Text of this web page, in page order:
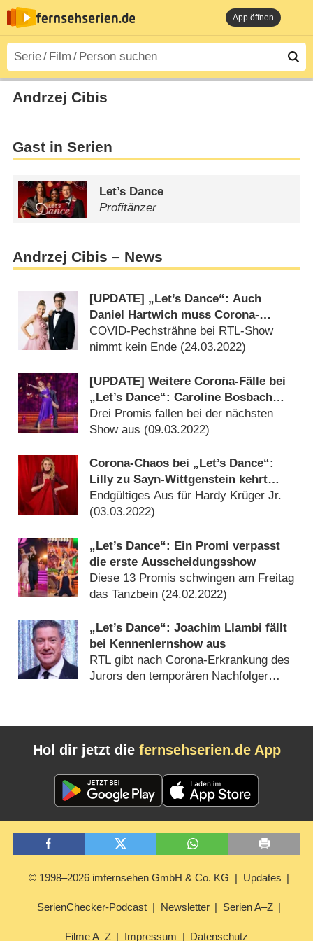
App öffnen
Andrzej Cibis
Gast in Serien
Let’s Dance
Profitänzer
Andrzej Cibis – News
[UPDATE] „Let’s Dance“: Auch
Daniel Hartwich muss Corona-
bedingt aussetzen
COVID-Pechsträhne bei RTL-Show
nimmt kein Ende (24.03.2022)
[UPDATE] Weitere Corona-Fälle bei
„Let’s Dance“: Caroline Bosbach
und Lilly zu Sayn-Wittgenstein
müssen pausieren
Drei Promis fallen bei der nächsten
Show aus (09.03.2022)
Corona-Chaos bei „Let’s Dance“:
Lilly zu Sayn-Wittgenstein kehrt
zurück
Endgültiges Aus für Hardy Krüger Jr.
(03.03.2022)
„Let’s Dance“: Ein Promi verpasst
die erste Ausscheidungsshow
Diese 13 Promis schwingen am Freitag
das Tanzbein (24.02.2022)
„Let’s Dance“: Joachim Llambi fällt
bei Kennenlernshow aus
RTL gibt nach Corona-Erkrankung des
Jurors den temporären Nachfolger
Hol dir jetzt die fernsehserien.de App
© 1998–2026 imfernsehen GmbH & Co. KG Updates
SerienChecker-Podcast Newsletter Serien A–Z
Filme A–Z Impressum Datenschutz